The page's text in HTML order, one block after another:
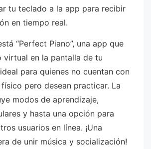
tu teclado a la app para recibir
en tiempo real.
“Perfect Piano”, una app que
virtual en la pantalla de tu
para quienes no cuentan con
pero desean practicar. La
modos de aprendizaje,
y hasta una opción para
usuarios en línea. ¡Una
de unir música y socialización!